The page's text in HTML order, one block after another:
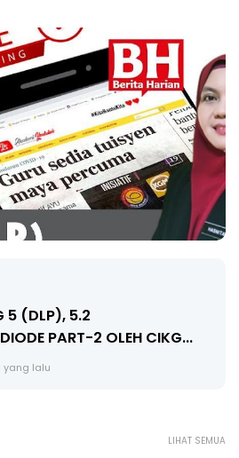
PECUT SKOR
CIKGU WAN...
yang lalu
LIHAT SEMUA